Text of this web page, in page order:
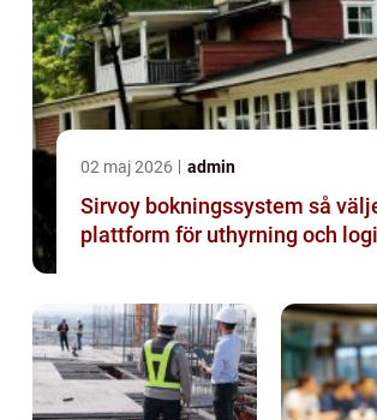
02 maj 2026 admin
Sirvoy bokningssystem så väljer du rätt
plattform för uthyrning och logi